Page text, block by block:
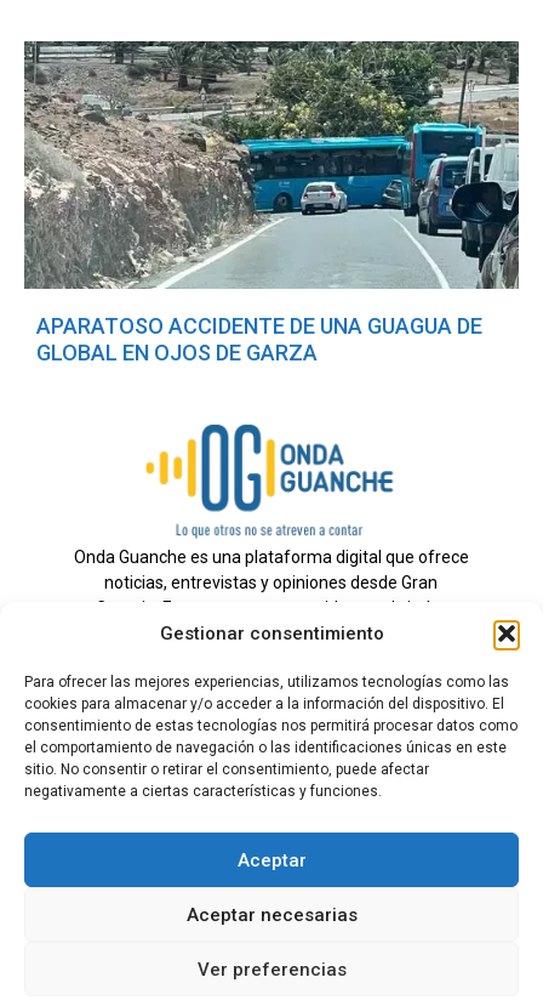
Gestionar consentimiento
Para ofrecer las mejores experiencias, utilizamos tecnologías como las
cookies para almacenar y/o acceder a la información del dispositivo. El
consentimiento de estas tecnologías nos permitirá procesar datos como
el comportamiento de navegación o las identificaciones únicas en este
sitio. No consentir o retirar el consentimiento, puede afectar
negativamente a ciertas características y funciones.
Aceptar
Aceptar necesarias
Ver preferencias
APARATOSO ACCIDENTE DE UNA GUAGUA DE
GLOBAL EN OJOS DE GARZA
Onda Guanche es una plataforma digital que ofrece
noticias, entrevistas y opiniones desde Gran
Canaria. Estamos comprometidos con brindar
información veraz y un periodismo independiente a
Todos los derechos reservados.
Radio
Contacto
Aviso Legal